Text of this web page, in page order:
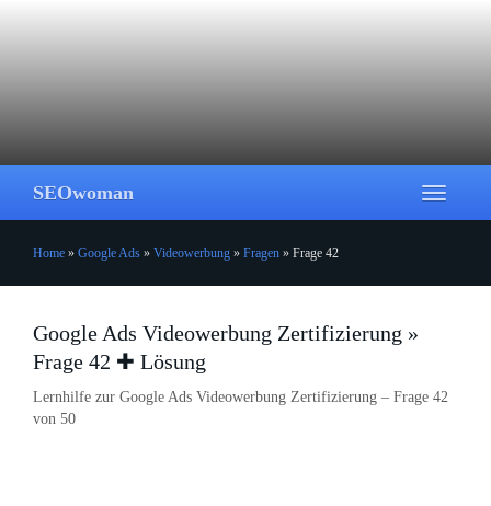
Toggle
SEOwoman
Home » Google Ads » Videowerbung » Fragen » Frage 42
Google Ads Videowerbung Zertifizierung »
Frage 42 ✚ Lösung
Lernhilfe zur Google Ads Videowerbung Zertifizierung – Frage 42
von 50